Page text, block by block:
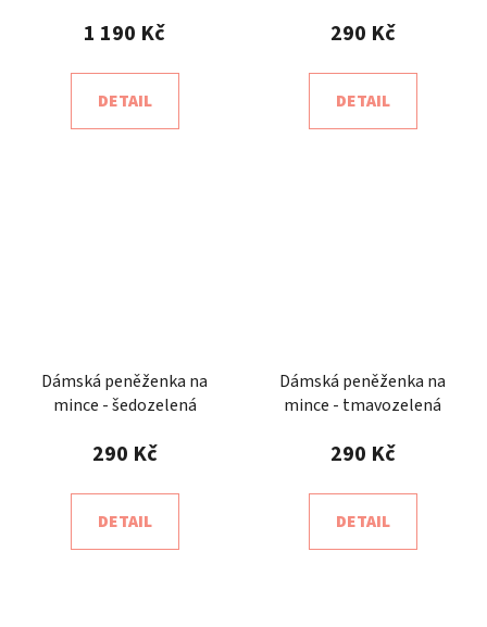
1 190 Kč
DETAIL
290 Kč
DETAIL
Dámská peněženka na
mince - šedozelená
290 Kč
DETAIL
Dámská peněženka na
mince - tmavozelená
290 Kč
DETAIL